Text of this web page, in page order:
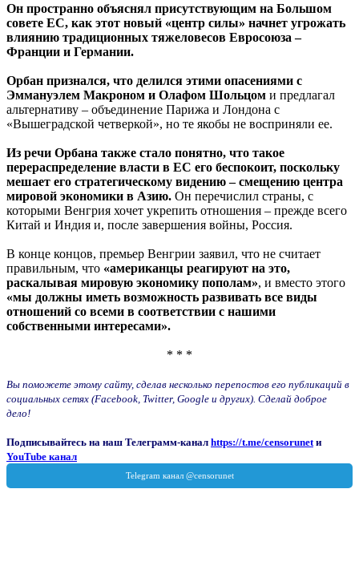
Он пространно объяснял присутствующим на Большом
совете ЕС, как этот новый «центр силы» начнет угрожать
влиянию традиционных тяжеловесов Евросоюза –
Франции и Германии.
Орбан признался, что делился этими опасениями с
Эммануэлем Макроном и Олафом Шольцом и предлагал
альтернативу – объединение Парижа и Лондона с
«Вышеградской четверкой», но те якобы не восприняли ее.
Из речи Орбана также стало понятно, что такое
перераспределение власти в ЕС его беспокоит, поскольку
мешает его стратегическому видению – смещению центра
мировой экономики в Азию. Он перечислил страны, с
которыми Венгрия хочет укрепить отношения – прежде всего
Китай и Индия и, после завершения войны, Россия.
В конце концов, премьер Венгрии заявил, что не считает
правильным, что «американцы реагируют на это,
раскалывая мировую экономику пополам», и вместо этого
«мы должны иметь возможность развивать все виды
отношений со всеми в соответствии с нашими
собственными интересами».
* * *
Вы поможете этому сайту, сделав несколько перепостов его публикаций в
социальных сетях (Facebook, Twitter, Google и других). Сделай доброе
дело!
Подписывайтесь на наш Телеграмм-канал https://t.me/censorunet и
YouTube канал